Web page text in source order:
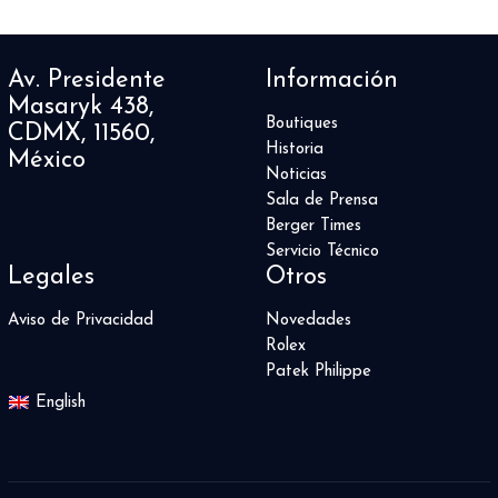
Av. Presidente
Masaryk 438,
CDMX, 11560,
México
Información
Boutiques
Historia
Noticias
Sala de Prensa
Berger Times
Servicio Técnico
Legales
Aviso de Privacidad
Otros
Novedades
Rolex
Patek Philippe
English